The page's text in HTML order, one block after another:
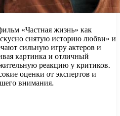
«Частная жизнь» как
снятую историю любви» и
сильную игру актеров и
картинка и отличный
реакцию у критиков.
оценки от экспертов и
внимания.